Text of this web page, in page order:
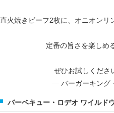
直火焼きビーフ2枚に、オニオンリ
定番の旨さを楽しめ
ぜひお試しくださ
— バーガーキング
バーベキュー・ロデオ ワイルド